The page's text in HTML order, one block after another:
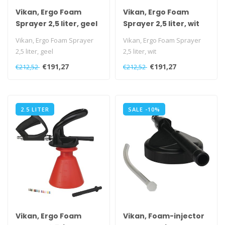
Vikan, Ergo Foam
Sprayer 2,5 liter, geel
Vikan, Ergo Foam Sprayer
2,5 liter, geel
€212,52 €191,27
Vikan, Ergo Foam
Sprayer 2,5 liter, wit
Vikan, Ergo Foam Sprayer
2,5 liter, wit
€212,52 €191,27
2.5 LITER
Vikan, Ergo Foam
SALE -10%
Vikan, Foam-injector